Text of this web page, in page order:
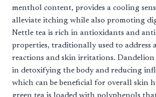
menthol content, provides a cooling
alleviate itching while also promoting
Nettle tea is rich in antioxidants and
properties, traditionally used to address
reactions and skin irritations. Dandelion
in detoxifying the body and reducing
which can be beneficial for overall skin
green tea is loaded with polyphenols